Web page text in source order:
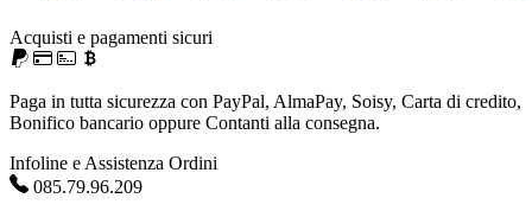
Acquisti e pagamenti sicuri
Paga in tutta sicurezza con PayPal, AlmaPay, Soisy, Carta di credito,
Bonifico bancario oppure Contanti alla consegna.
Infoline e Assistenza Ordini
085.79.96.209